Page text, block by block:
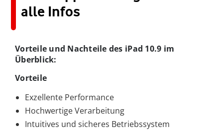
alle Infos
Vorteile und Nachteile des iPad 10.9 im
Überblick:
Vorteile
Exzellente Performance
Hochwertige Verarbeitung
Intuitives und sicheres Betriebssystem